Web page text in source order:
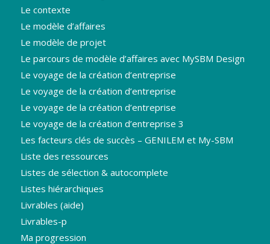
Le contexte
Le modèle d’affaires
Le modèle de projet
Le parcours de modèle d’affaires avec MySBM Design
Le voyage de la création d’entreprise
Le voyage de la création d’entreprise
Le voyage de la création d’entreprise
Le voyage de la création d’entreprise 3
Les facteurs clés de succès – GENILEM et My-SBM
Liste des ressources
Listes de sélection & autocomplete
Listes hiérarchiques
Livrables (aide)
Livrables-p
Ma progression